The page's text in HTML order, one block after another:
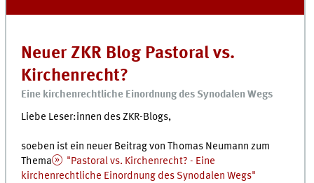
Neuer ZKR Blog Pastoral vs.
Kirchenrecht?
Eine kirchenrechtliche Einordnung des Synodalen Wegs
Liebe Leser:innen des ZKR-Blogs,
soeben ist ein neuer Beitrag von Thomas Neumann zum
Thema
"Pastoral vs. Kirchenrecht? - Eine
kirchenrechtliche Einordnung des Synodalen Wegs"